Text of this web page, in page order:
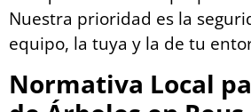
Nuestra prioridad es la
equipo, la tuya y la de tu
Normativa Local